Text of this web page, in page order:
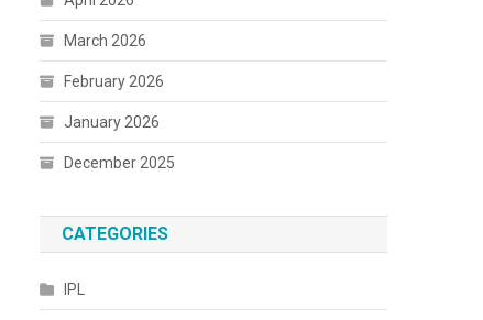
March 2026
February 2026
January 2026
December 2025
CATEGORIES
IPL